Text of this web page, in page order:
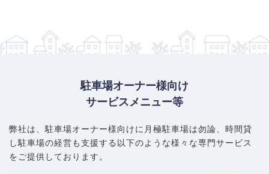
駐車場オーナー様向け
サービスメニュー等
弊社は、駐車場オーナー様向けに月極駐車場は勿論、 時間貸
し駐車場の経営も支援する以下のような様々な専門サービス
をご提供しております。